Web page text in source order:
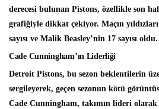
derecesi bulunan Pistons, özellikle son
grafiğiyle dikkat çekiyor. Maçın
sayısı ve Malik Beasley’nin 17 sayısı oldu.
Cade Cunningham’ın Liderliği
Detroit Pistons, bu sezon beklentilerin
sergileyerek, geçen sezonun kötü
Cade Cunningham, takımın lideri olarak